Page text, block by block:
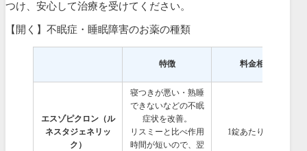
つけ、安心して治療を受けてください。
【開く】不眠症・睡眠障害のお薬の種類
特徴 料金相場
エスゾピクロン（ル
ネスタジェネリッ
ク）
寝つきが悪い・熟睡
できないなどの不眠
症状を改善。
リスミーと比べ作用
時間が短いので、翌
1錠あたり256円